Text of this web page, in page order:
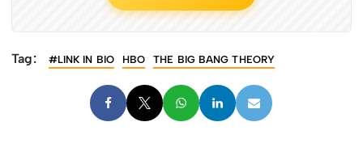
Tag: #LINK IN BIO HBO THE BIG BANG THEORY